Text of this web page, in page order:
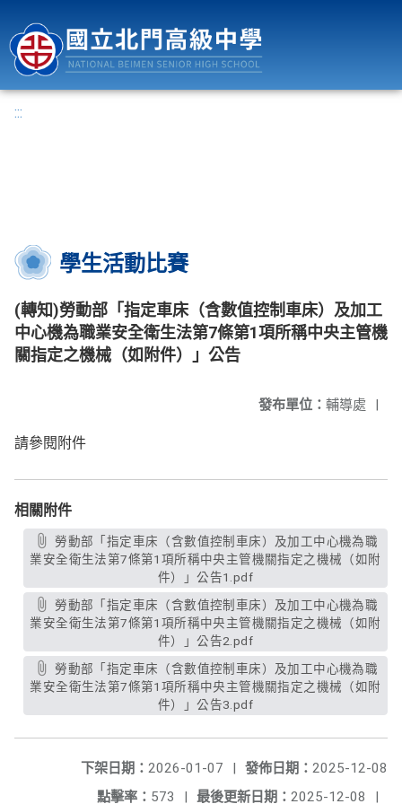
:::
學生活動比賽
(轉知)勞動部「指定車床（含數值控制車床）及加工
中心機為職業安全衛生法第7條第1項所稱中央主管機
關指定之機械（如附件）」公告
發布單位： 輔導處 |
請參閱附件
相關附件
業安全衛生法第7條第1項所稱中央主管機關指定之機械（如附
件）」公告1.pdf
業安全衛生法第7條第1項所稱中央主管機關指定之機械（如附
件）」公告2.pdf
業安全衛生法第7條第1項所稱中央主管機關指定之機械（如附
件）」公告3.pdf
發佈日期： 2025-12-08
下架日期： 2026-01-07
|
最後更新日期： 2025-12-08 |
點擊率： 573 |